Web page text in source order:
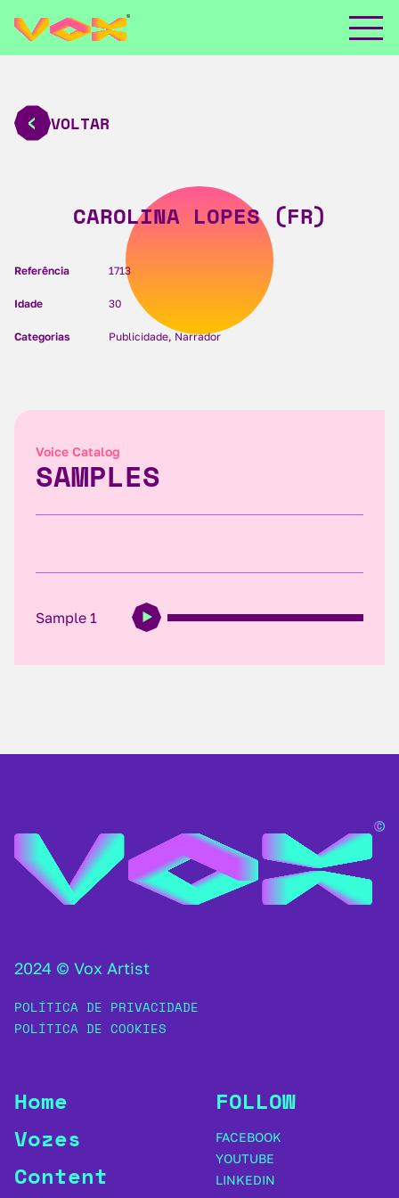
VOLTAR
CAROLINA LOPES (FR)
Referência 1713
Idade 30
Categorias Publicidade, Narrador
Voice Catalog
SAMPLES
Sample 1
2024 © Vox Artist
POLÍTICA DE PRIVACIDADE
POLÍTICA DE COOKIES
Home
Vozes
Content
FOLLOW
FACEBOOK
YOUTUBE
LINKEDIN